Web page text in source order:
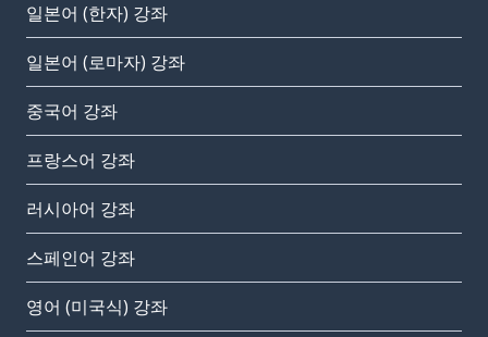
일본어 (한자) 강좌
일본어 (로마자) 강좌
중국어 강좌
프랑스어 강좌
러시아어 강좌
스페인어 강좌
영어 (미국식) 강좌